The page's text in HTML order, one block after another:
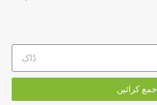
جمع کرائیں